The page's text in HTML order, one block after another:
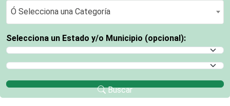
Ó Selecciona una Categoría
Ó Selecciona una Categoría
Selecciona un Estado y/o Municipio (opcional):
Selecciona un Estado
Selecciona un Municipio
Buscar